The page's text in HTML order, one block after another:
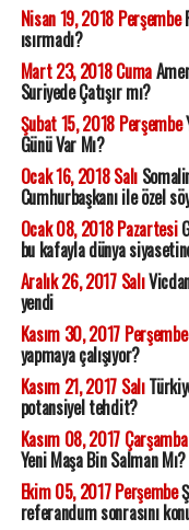
Nisan 19, 2018 Perşembe
ısırmadı?
Mart 23, 2018 Cuma
Suriyede Çatışır mı?
Şubat 15, 2018 Perşembe
Günü Var Mı?
Ocak 16, 2018 Salı
Cumhurbaşkanı ile özel
Ocak 08, 2018 Pazartesi
bu kafayla dünya
Aralık 26, 2017 Salı
yendi
Kasım 30, 2017 Perşembe
yapmaya çalışıyor?
Kasım 21, 2017 Salı
potansiyel tehdit?
Kasım 08, 2017 Çarşamba
Yeni Maşa Bin Salman Mı?
Ekim 05, 2017 Perşembe
referandum sonrasını